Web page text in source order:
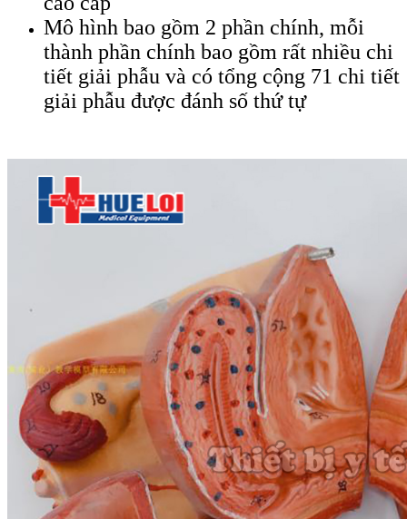
Mô hình bao gồm 2 phần chính, mỗi
thành phần chính bao gồm rất nhiều chi
tiết giải phẫu và có tổng cộng 71 chi tiết
giải phẫu được đánh số thứ tự